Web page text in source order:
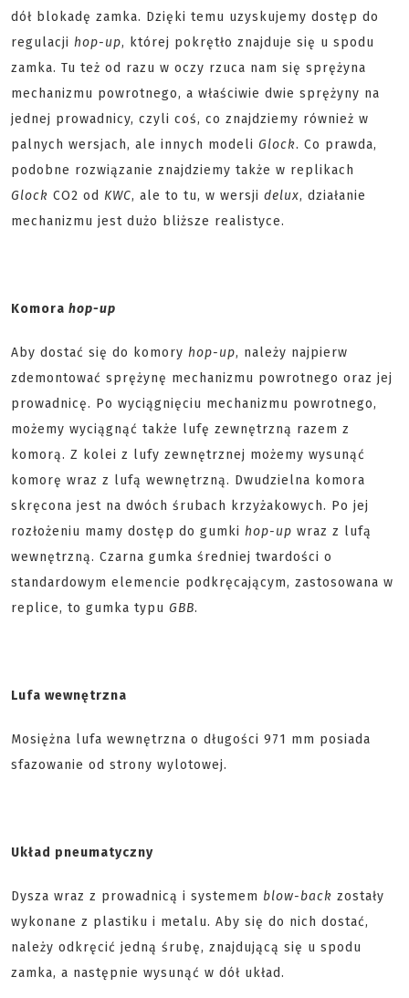
dół blokadę zamka. Dzięki temu uzyskujemy dostęp do
regulacji hop-up, której pokrętło znajduje się u spodu
zamka. Tu też od razu w oczy rzuca nam się sprężyna
mechanizmu powrotnego, a właściwie dwie sprężyny na
jednej prowadnicy, czyli coś, co znajdziemy również w
palnych wersjach, ale innych modeli Glock. Co prawda,
podobne rozwiązanie znajdziemy także w replikach
Glock CO2 od KWC, ale to tu, w wersji delux, działanie
mechanizmu jest dużo bliższe realistyce.
Komora hop-up
Aby dostać się do komory hop-up, należy najpierw
zdemontować sprężynę mechanizmu powrotnego oraz jej
prowadnicę. Po wyciągnięciu mechanizmu powrotnego,
możemy wyciągnąć także lufę zewnętrzną razem z
komorą. Z kolei z lufy zewnętrznej możemy wysunąć
komorę wraz z lufą wewnętrzną. Dwudzielna komora
skręcona jest na dwóch śrubach krzyżakowych. Po jej
rozłożeniu mamy dostęp do gumki hop-up wraz z lufą
wewnętrzną. Czarna gumka średniej twardości o
standardowym elemencie podkręcającym, zastosowana w
replice, to gumka typu GBB.
Lufa wewnętrzna
Mosiężna lufa wewnętrzna o długości 971 mm posiada
sfazowanie od strony wylotowej.
Układ pneumatyczny
Dysza wraz z prowadnicą i systemem blow-back zostały
wykonane z plastiku i metalu. Aby się do nich dostać,
należy odkręcić jedną śrubę, znajdującą się u spodu
zamka, a następnie wysunąć w dół układ.